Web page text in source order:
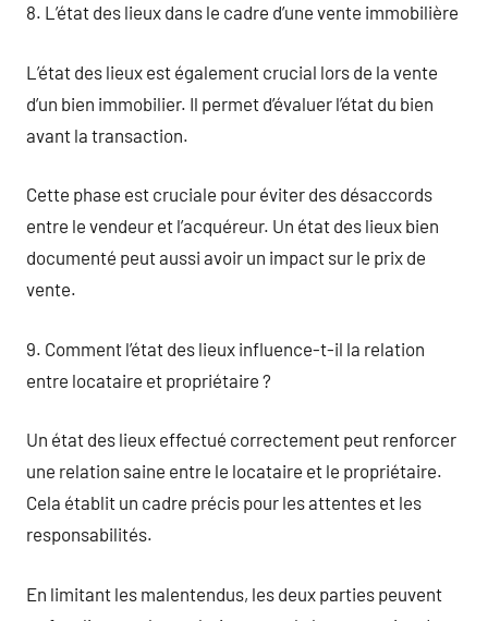
8. L’état des lieux dans le cadre d’une vente immobilière
L’état des lieux est également crucial lors de la vente
d’un bien immobilier. Il permet d’évaluer l’état du bien
avant la transaction.
Cette phase est cruciale pour éviter des désaccords
entre le vendeur et l’acquéreur. Un état des lieux bien
documenté peut aussi avoir un impact sur le prix de
vente.
9. Comment l’état des lieux influence-t-il la relation
entre locataire et propriétaire ?
Un état des lieux effectué correctement peut renforcer
une relation saine entre le locataire et le propriétaire.
Cela établit un cadre précis pour les attentes et les
responsabilités.
En limitant les malentendus, les deux parties peuvent